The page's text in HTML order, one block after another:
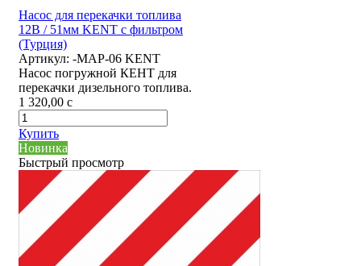
Насос для перекачки топлива
12В / 51мм KENT с фильтром
(Турция)
Артикул: -MAP-06 KENT
Насос погружной КЕНТ для
перекачки дизельного топлива.
1 320,00 c
Купить
Новинка
Быстрый просмотр